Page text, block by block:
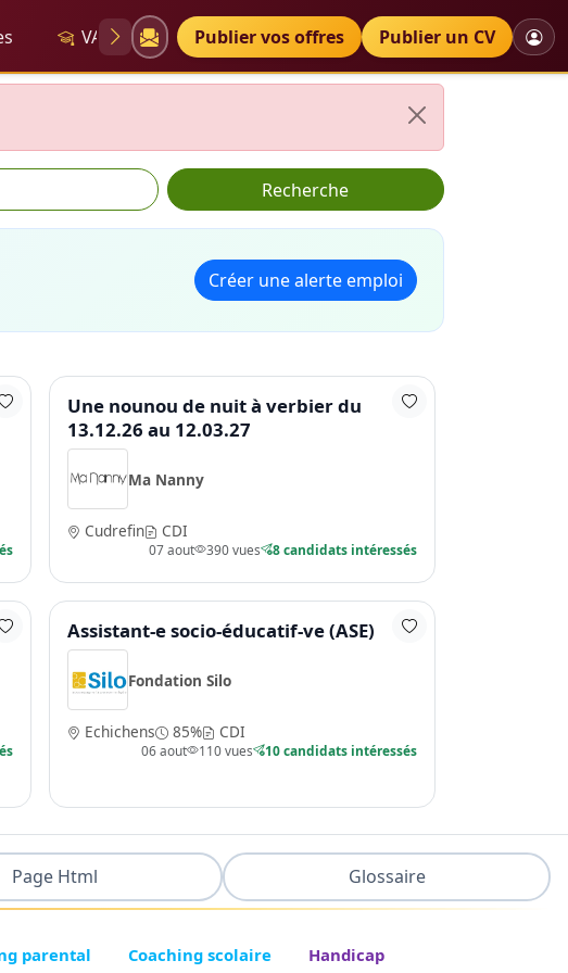
VAE Diplômes Petites annonces
Publier vos offres Publier un CV
Recherche
Créer une alerte emploi
Une nounou de nuit à verbier du
13.12.26 au 12.03.27
Ma Nanny
Cudrefin CDI
07 aout 390 vues 8 candidats intéressés
Assistant-e socio-éducatif-ve (ASE)
Fondation Silo
Echichens 85% CDI
06 aout 110 vues 10 candidats intéressés
Page Html Glossaire
parental Coaching scolaire Handicap